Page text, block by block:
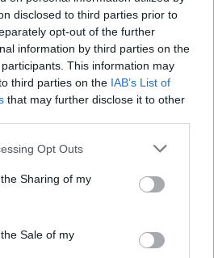
disclosed to third parties prior to
opt-out of the further
information by third parties on the
participants. This information may
third parties on the IAB’s List of
that may further disclose it to other
Opt Outs
Sharing of my
Sale of my
Carvalho